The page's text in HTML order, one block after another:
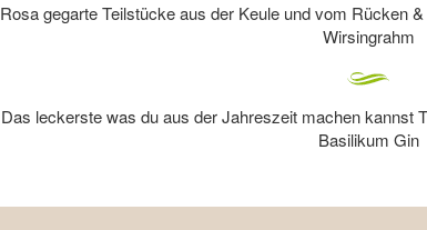
Rosa gegarte Teilstücke aus der Keule und vom Rücken
Wirsingrahm
Das leckerste was du aus der Jahreszeit machen kannst
Basilikum Gin